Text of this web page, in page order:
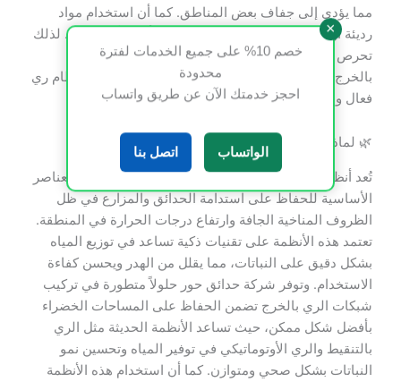
مما يؤدي إلى جفاف بعض المناطق. كما أن استخدام مواد
رديئة أو إهمال الصيانة الدورية قد يسبب أعطالاً مستمرة. لذلك
تحرص شركة حدائق حور على تنفيذ تركيب شبكات الري
بالخرج وفق معايير دقيقة لتجنب هذه الأخطاء وضمان نظام ري
فعال ومستدام.
🌿 لماذا تعتبر أنظمة الري الحديثة ضرورية في الخرج؟
تُعد أنظمة تركيب شبكات الري بالخرج الحديثة من أهم العناصر
الأساسية للحفاظ على استدامة الحدائق والمزارع في ظل
الظروف المناخية الجافة وارتفاع درجات الحرارة في المنطقة.
تعتمد هذه الأنظمة على تقنيات ذكية تساعد في توزيع المياه
بشكل دقيق على النباتات، مما يقلل من الهدر ويحسن كفاءة
الاستخدام. وتوفر شركة حدائق حور حلولاً متطورة في تركيب
شبكات الري بالخرج تضمن الحفاظ على المساحات الخضراء
بأفضل شكل ممكن، حيث تساعد الأنظمة الحديثة مثل الري
بالتنقيط والري الأوتوماتيكي في توفير المياه وتحسين نمو
النباتات بشكل صحي ومتوازن. كما أن استخدام هذه الأنظمة
×
خصم 10% على جميع الخدمات لفترة
محدودة
احجز خدمتك الآن عن طريق واتساب
الواتساب اتصل بنا